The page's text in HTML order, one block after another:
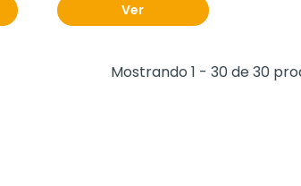
Ver
Mostrando 1 - 30 de 30